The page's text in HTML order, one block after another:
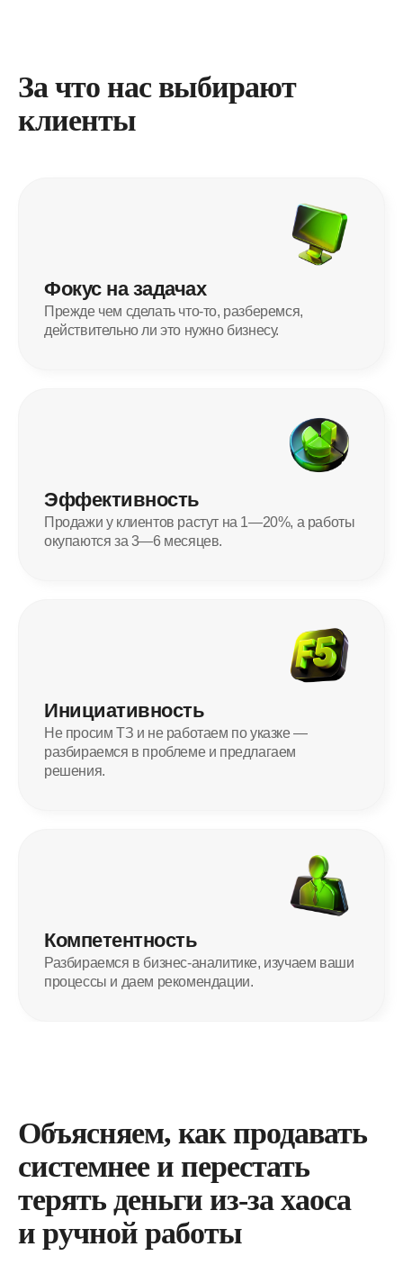
За что нас выбирают
клиенты
Фокус на задачах
Прежде чем сделать что-то, разберемся,
действительно ли это нужно бизнесу.
Эффективность
Продажи у клиентов растут на 1—20%, а работы
окупаются за 3—6 месяцев.
Инициативность
Не просим ТЗ и не работаем по указке —
разбираемся в проблеме и предлагаем
решения.
Компетентность
Разбираемся в бизнес-аналитике, изучаем ваши
процессы и даем рекомендации.
Объясняем, как продавать
системнее и перестать
терять деньги из-за хаоса
и ручной работы